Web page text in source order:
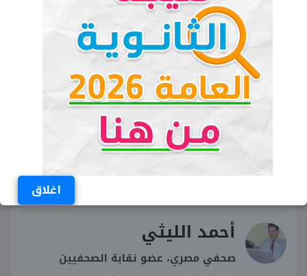
اغلاق
تسريب امتحانات ثالثة إعدادي 2023 أسيوط
تسريب امتحانات الصف الثالث الاعدادي 2023
أسيوط
تسريب امتحانات الاعدادية في اسيوط 2023
تسريب امتحانات الشهادة الاعدادية اسيوط
2023
أحمد الليثي
صحفي مصري، عضو نقابة الصحفيين